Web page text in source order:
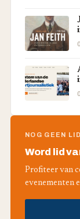
NOG GEEN
Word lid
Profiteer van
evenementen